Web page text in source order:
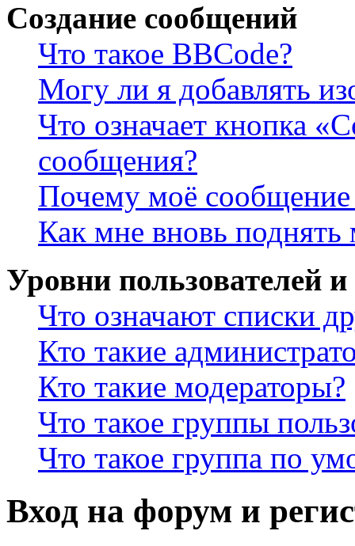
Создание сообщений
Что такое BBCode?
Могу ли я добавлять
Что означает кнопка
сообщения?
Почему моё сообщение
Как мне вновь
Уровни пользователей
Что означают списки
Кто такие
Кто такие модераторы?
Что такое группы
Что такое группа по
Вход на форум и